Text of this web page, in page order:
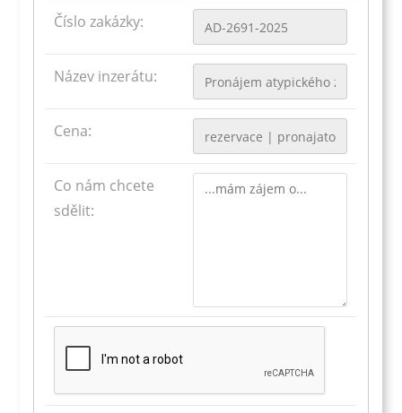
Číslo zakázky:
Název inzerátu:
Cena:
Co nám chcete
sdělit: